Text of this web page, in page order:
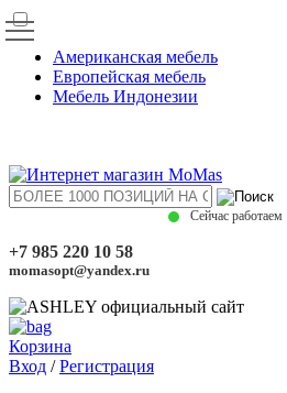
Американская мебель
Европейская мебель
Мебель Индонезии
Сейчас работаем
+7 985 220 10 58
momasopt@yandex.ru
Корзина
Вход /Регистрация